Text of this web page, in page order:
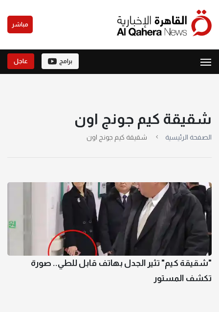
مباشر
برامج عاجل
شقيقة كيم جونج اون
الصفحة الرئيسية شقيقة كيم جونج اون
"شقيقة كيم" تثير الجدل بهاتف قابل للطي.. صورة
تكشف المستور